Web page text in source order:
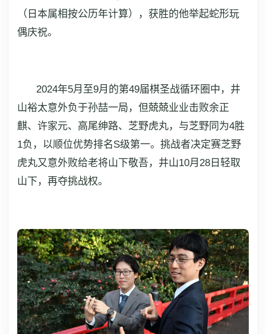
（日本属相按公历年计算），获胜的他举起蛇形玩
偶庆祝。
2024年5月至9月的第49届棋圣战循环圈中，井
山裕太意外负于孙喆一局，但兢兢业业击败余正
麒、许家元、高尾绅路、芝野虎丸，与芝野同为4胜
1负，以顺位优势排名S级第一。挑战者决定赛芝野
虎丸又意外败给老将山下敬吾，井山10月28日轻取
山下，再夺挑战权。